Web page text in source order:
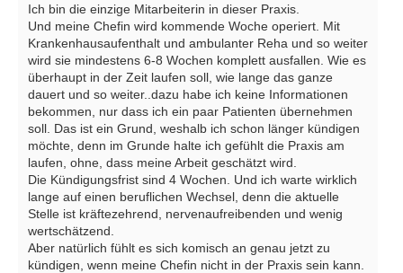
Ich bin die einzige Mitarbeiterin in dieser Praxis.
Und meine Chefin wird kommende Woche operiert. Mit
Krankenhausaufenthalt und ambulanter Reha und so weiter
wird sie mindestens 6-8 Wochen komplett ausfallen. Wie es
überhaupt in der Zeit laufen soll, wie lange das ganze
dauert und so weiter..dazu habe ich keine Informationen
bekommen, nur dass ich ein paar Patienten übernehmen
soll. Das ist ein Grund, weshalb ich schon länger kündigen
möchte, denn im Grunde halte ich gefühlt die Praxis am
laufen, ohne, dass meine Arbeit geschätzt wird.
Die Kündigungsfrist sind 4 Wochen. Und ich warte wirklich
lange auf einen beruflichen Wechsel, denn die aktuelle
Stelle ist kräftezehrend, nervenaufreibenden und wenig
wertschätzend.
Aber natürlich fühlt es sich komisch an genau jetzt zu
kündigen, wenn meine Chefin nicht in der Praxis sein kann.